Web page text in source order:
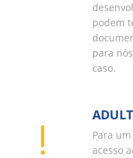
podem
para
caso.
Para
acesso